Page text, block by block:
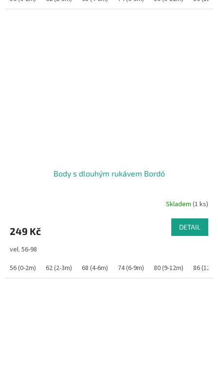
Body s dlouhým rukávem Bordó
Skladem (1 ks)
249 Kč DETAIL
vel. 56-98
56 (0-2m)
62 (2-3m) 68 (4-6m) 74 (6-9m) 80 (9-12m) 86 (12-